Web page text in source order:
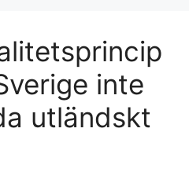
inte
utländskt